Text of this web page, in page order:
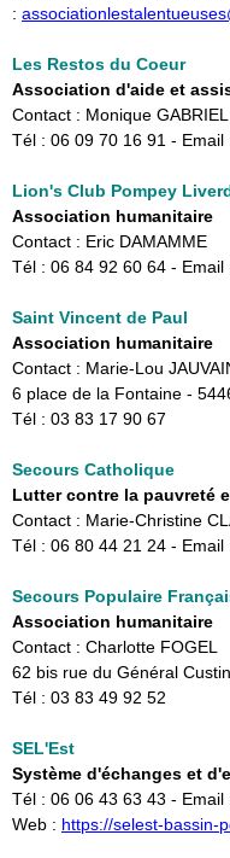
:
Les Restos du Coeur
Association d'aide et
Contact : Monique GABRIEL
Tél : 06 09 70 16 91 - Email
Lion's Club Pompey
Association humanitaire
Contact : Eric DAMAMME
Tél : 06 84 92 60 64 - Email
Saint Vincent de Paul
Association humanitaire
Contact : Marie-Lou
6 place de la Fontaine -
Tél : 03 83 17 90 67
Secours Catholique
Lutter contre la pauvreté
Contact : Marie-Christine
Tél : 06 80 44 21 24 - Email
Secours Populaire
Association humanitaire
Contact : Charlotte FOGEL
62 bis rue du Général
Tél : 03 83 49 92 52
SEL'Est
Système d'échanges et
Tél : 06 06 43 63 43 - Email
Web : https://selest-bassin-